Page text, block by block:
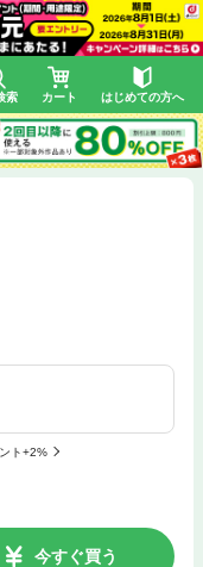
索 カート はじめての方へ
ト+2%
今すぐ買う